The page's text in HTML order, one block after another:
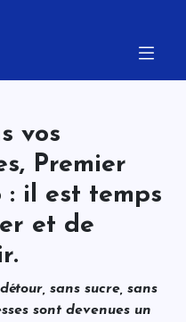
vos
Premier
il est temps
et de
sans sucre, sans
sont devenues un